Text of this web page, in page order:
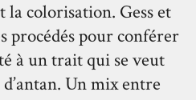
la colorisation. Gess et
procédés pour conférer
à un trait qui se veut
Un mix entre